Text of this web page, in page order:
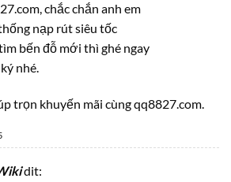
chắc chắn anh em
nạp rút siêu tốc
bến đỗ mới thì ghé ngay
nhé.
trọn khuyến mãi cùng qq8827.com.
dit: